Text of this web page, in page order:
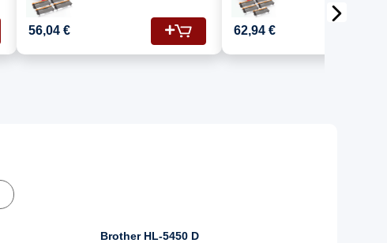
MFC-8550 DW Toner
56,04 €
Kompatibel für
MFC-8550 DW Toner
62,94 €
Brother HL-5450 D